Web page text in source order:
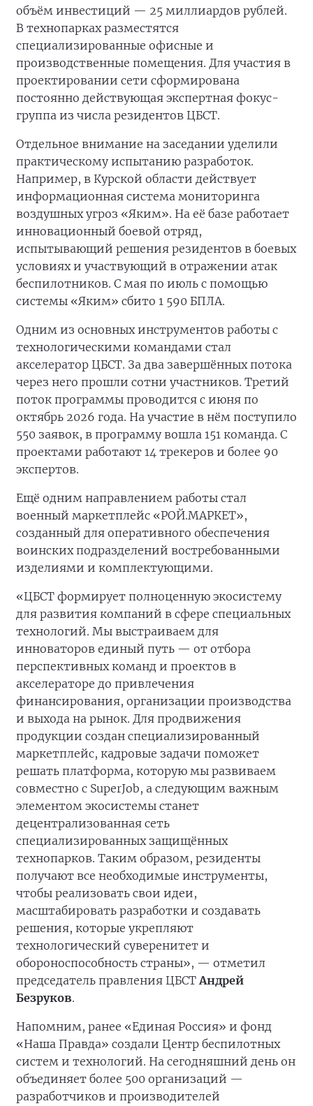
объём инвестиций — 25 миллиардов рублей.
В технопарках разместятся
специализированные офисные и
производственные помещения. Для участия в
проектировании сети сформирована
постоянно действующая экспертная фокус-
группа из числа резидентов ЦБСТ.
Отдельное внимание на заседании уделили
практическому испытанию разработок.
Например, в Курской области действует
информационная система мониторинга
воздушных угроз «Яким». На её базе работает
инновационный боевой отряд,
испытывающий решения резидентов в боевых
условиях и участвующий в отражении атак
беспилотников. С мая по июль с помощью
системы «Яким» сбито 1 590 БПЛА.
Одним из основных инструментов работы с
технологическими командами стал
акселератор ЦБСТ. За два завершённых потока
через него прошли сотни участников. Третий
поток программы проводится с июня по
октябрь 2026 года. На участие в нём поступило
550 заявок, в программу вошла 151 команда. С
проектами работают 14 трекеров и более 90
экспертов.
Ещё одним направлением работы стал
военный маркетплейс «РОЙ.МАРКЕТ»,
созданный для оперативного обеспечения
воинских подразделений востребованными
изделиями и комплектующими.
«ЦБСТ формирует полноценную экосистему
для развития компаний в сфере специальных
технологий. Мы выстраиваем для
инноваторов единый путь — от отбора
перспективных команд и проектов в
акселераторе до привлечения
финансирования, организации производства
и выхода на рынок. Для продвижения
продукции создан специализированный
маркетплейс, кадровые задачи поможет
решать платформа, которую мы развиваем
совместно с SuperJob, а следующим важным
элементом экосистемы станет
децентрализованная сеть
специализированных защищённых
технопарков. Таким образом, резиденты
получают все необходимые инструменты,
чтобы реализовать свои идеи,
масштабировать разработки и создавать
решения, которые укрепляют
технологический суверенитет и
обороноспособность страны», — отметил
председатель правления ЦБСТАндрей
Безруков.
Напомним, ранее «Единая Россия» и фонд
«Наша Правда» создали Центр беспилотных
систем и технологий. На сегодняшний день он
объединяет более 500 организаций —
разработчиков и производителей